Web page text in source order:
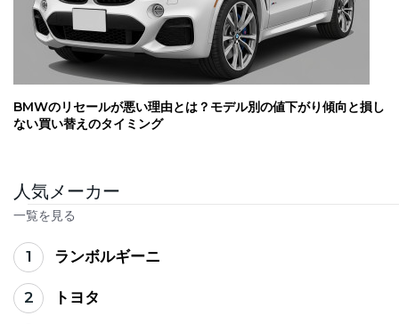
BMWのリセールが悪い理由とは？モデル別の値下がり傾向と損し
ない買い替えのタイミング
人気メーカー
一覧を見る
1 ランボルギーニ
2 トヨタ